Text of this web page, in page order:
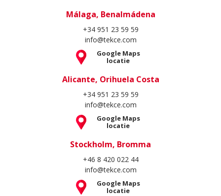
Málaga, Benalmádena
+34 951 23 59 59
info@tekce.com
Google Maps
locatie
Alicante, Orihuela Costa
+34 951 23 59 59
info@tekce.com
Google Maps
locatie
Stockholm, Bromma
+46 8 420 022 44
info@tekce.com
Google Maps
locatie